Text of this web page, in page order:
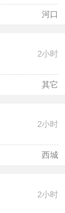
河口
2小时
其它
2小时
西城
2小时